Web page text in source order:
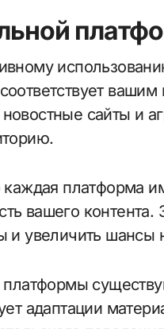
сайты и
платформа
вашего контента.
и увеличить шансы
адаптации